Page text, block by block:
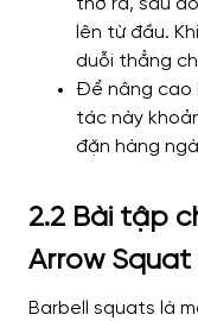
thở ra, sau
lên từ đầu.
duỗi thẳng
Để nâng cao
tác này
đặn hàng
2.2 Bài tập
Arrow Squat
Barbell squats là